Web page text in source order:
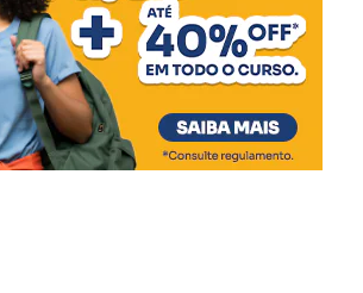
(3ª dose)
dose)